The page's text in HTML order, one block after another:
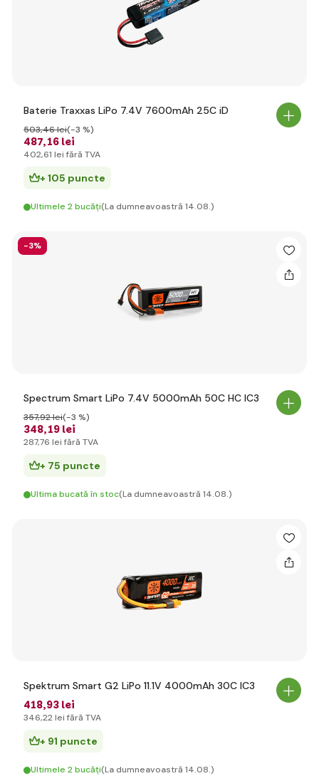
Baterie Traxxas LiPo 7.4V 7600mAh 25C iD
487,16 lei
503,46 lei(-3 %)
402,61 lei fără TVA
+ 105 puncte
Ultimele 2 bucăți(La dumneavoastră 14.08.)
-3%
Spectrum Smart LiPo 7.4V 5000mAh 50C HC IC3
348,19 lei
357,92 lei(-3 %)
287,76 lei fără TVA
+ 75 puncte
Ultima bucată în stoc(La dumneavoastră 14.08.)
Spektrum Smart G2 LiPo 11.1V 4000mAh 30C IC3
418,93 lei
346,22 lei fără TVA
+ 91 puncte
Ultimele 2 bucăți(La dumneavoastră 14.08.)